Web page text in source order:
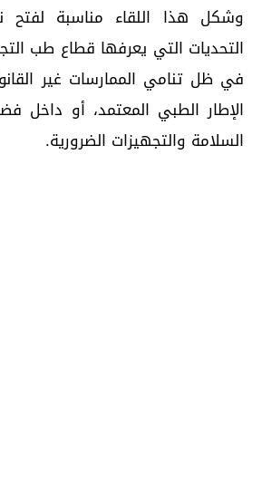
وشكل هذا اللقاء مناسبة
التحديات التي يعرفها قطاع طب
في ظل تنامي الممارسات غير
الإطار الطبي المعتمد، أو داخل
السلامة والتجهيزات الضرورية.